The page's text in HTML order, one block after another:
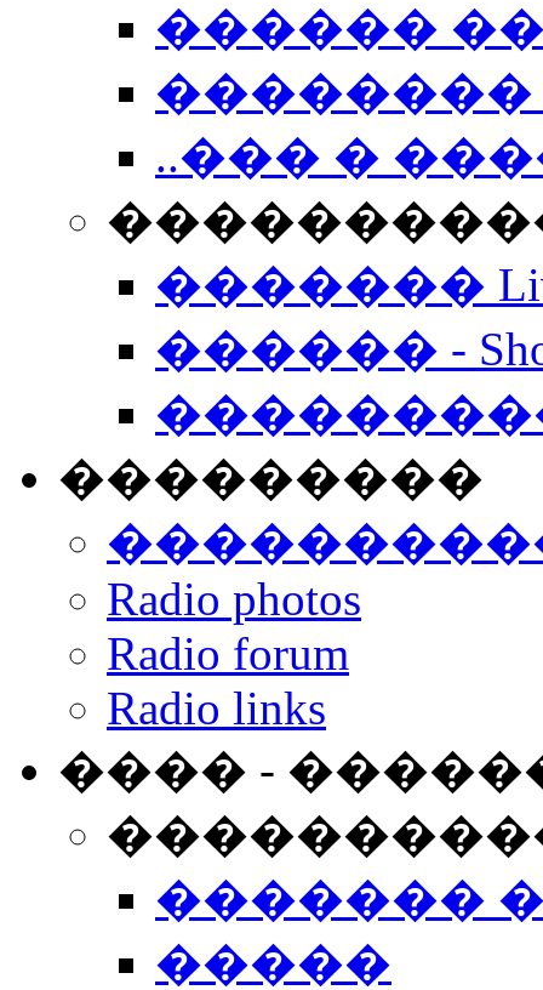
������
��������
..��� �
����������
�������
������ -
���������
Radio photos
Radio forum
Radio links
���� -
�������
�����